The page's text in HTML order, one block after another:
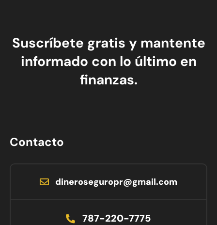
Suscríbete gratis y mantente
informado con lo último en
finanzas.
Contacto
dineroseguropr@gmail.com
787-220-7775